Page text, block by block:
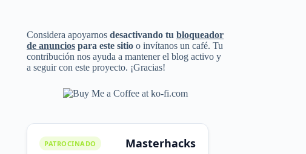
Considera apoyarnosdesactivando tubloqueador
de anuncios para este sitio o invítanos un café. Tu
contribución nos ayuda a mantener el blog activo y
a seguir con este proyecto. ¡Gracias!
PATROCINADO Masterhacks